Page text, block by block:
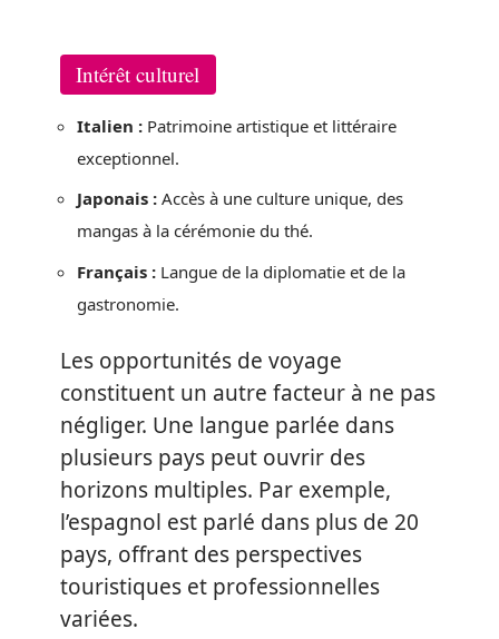
Intérêt culturel
Italien : Patrimoine artistique et littéraire
exceptionnel.
Japonais : Accès à une culture unique, des
mangas à la cérémonie du thé.
Français : Langue de la diplomatie et de la
gastronomie.
Les opportunités de voyage
constituent un autre facteur à ne pas
négliger. Une langue parlée dans
plusieurs pays peut ouvrir des
horizons multiples. Par exemple,
l’espagnol est parlé dans plus de 20
pays, offrant des perspectives
touristiques et professionnelles
variées.